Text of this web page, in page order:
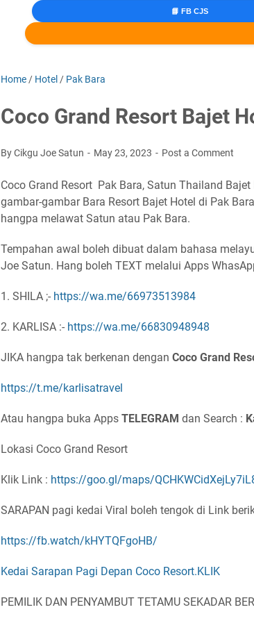
📘 FB CJS
Home / Hotel / Pak Bara
Coco Grand Resort Bajet
By Cikgu Joe Satun May 23, 2023 Post a Comment
Coco Grand Resort Pak Bara, Satun Thailand
gambar-gambar Bara Resort Bajet Hotel di Pak
hangpa melawat Satun atau Pak Bara.
Tempahan awal boleh dibuat dalam bahasa
Joe Satun. Hang boleh TEXT melalui Apps
1. SHILA ;- https://wa.me/66973513984
2. KARLISA :- https://wa.me/66830948948
JIKA hangpa tak berkenan dengan Coco Grand
https://t.me/karlisatravel
Atau hangpa buka Apps TELEGRAM dan Search :
Lokasi Coco Grand Resort
Klik Link : https://goo.gl/maps/
SARAPAN pagi kedai Viral boleh tengok di Link
https://fb.watch/kHYTQFgoHB/
Kedai Sarapan Pagi Depan Coco Resort.KLIK
PEMILIK DAN PENYAMBUT TETAMU SEKADAR